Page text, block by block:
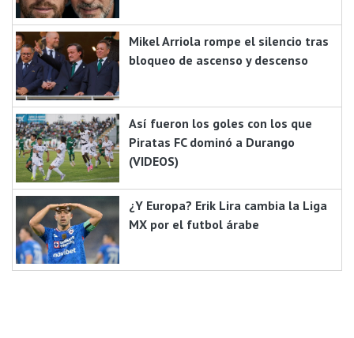
Mikel Arriola rompe el silencio tras
bloqueo de ascenso y descenso
Así fueron los goles con los que
Piratas FC dominó a Durango
(VIDEOS)
¿Y Europa? Erik Lira cambia la Liga
MX por el futbol árabe